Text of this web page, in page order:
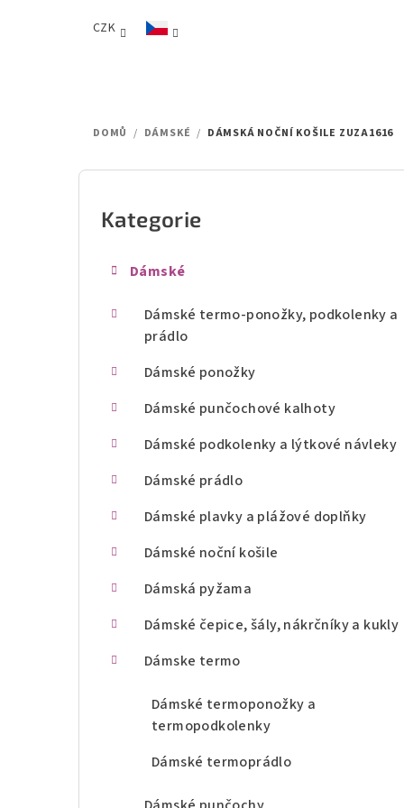
CZK
DOMŮ / DÁMSKÉ / DÁMSKÁ NOČNÍ KOŠILE ZUZA1616
Přeskočit
kategorie
Kategorie
Dámské
Dámské termo-ponožky, podkolenky a
prádlo
Dámské ponožky
Dámské punčochové kalhoty
Dámské podkolenky a lýtkové návleky
Dámské prádlo
Dámské plavky a plážové doplňky
Dámské noční košile
Dámská pyžama
Dámské čepice, šály, nákrčníky a kukly
Dámske termo
Dámské termoponožky a
termopodkolenky
Dámské termoprádlo